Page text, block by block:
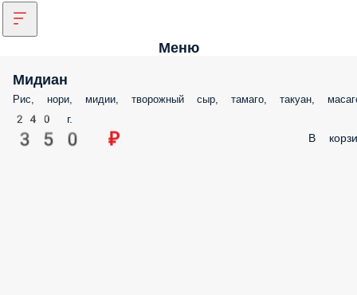
Меню
Мидиан
Рис, нори, мидии, творожный сыр, тамаго, такуан,
240 г.
350 ₽ В